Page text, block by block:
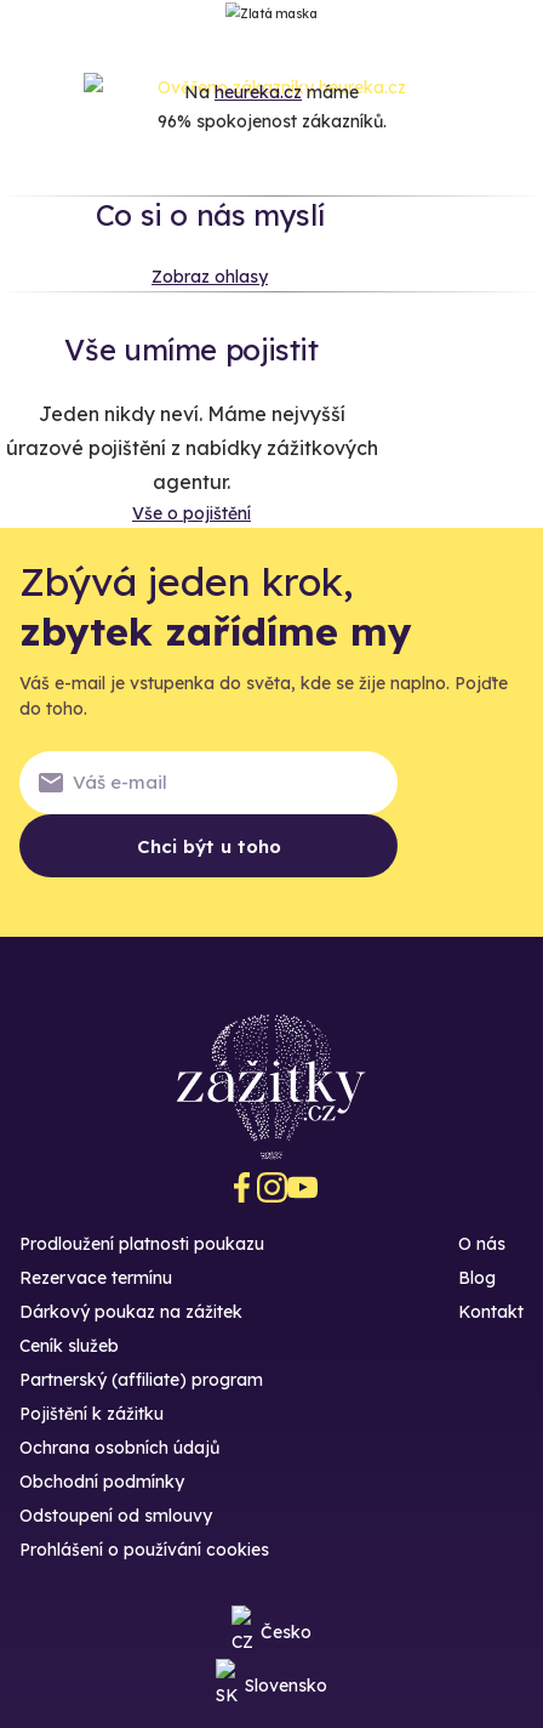
Naheureka.czmáme
96% spokojenost zákazníků.
Co si o nás myslí
Zobraz ohlasy
Vše umíme pojistit
Jeden nikdy neví. Máme nejvyšší
úrazové pojištění z nabídky zážitkových
agentur.
Vše o pojištění
Zbývá jeden krok,
zbytek zařídíme my
Váš e-mail je vstupenka do světa, kde se žije naplno. Pojďte
do toho.
Chci být u toho
Prodloužení platnosti poukazu
Rezervace termínu
Dárkový poukaz na zážitek
O nás
Blog
Kontakt
Ceník služeb
Partnerský (affiliate) program
Pojištění k zážitku
Ochrana osobních údajů
Obchodní podmínky
Odstoupení od smlouvy
Prohlášení o používání cookies
Česko
Slovensko